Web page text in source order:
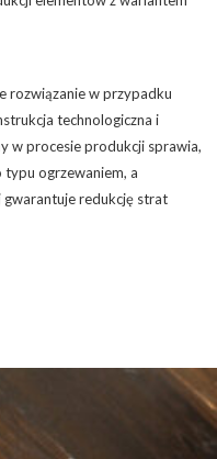
rozwiązanie w przypadku
technologiczna i
w procesie produkcji sprawia,
typu ogrzewaniem, a
gwarantuje redukcję strat